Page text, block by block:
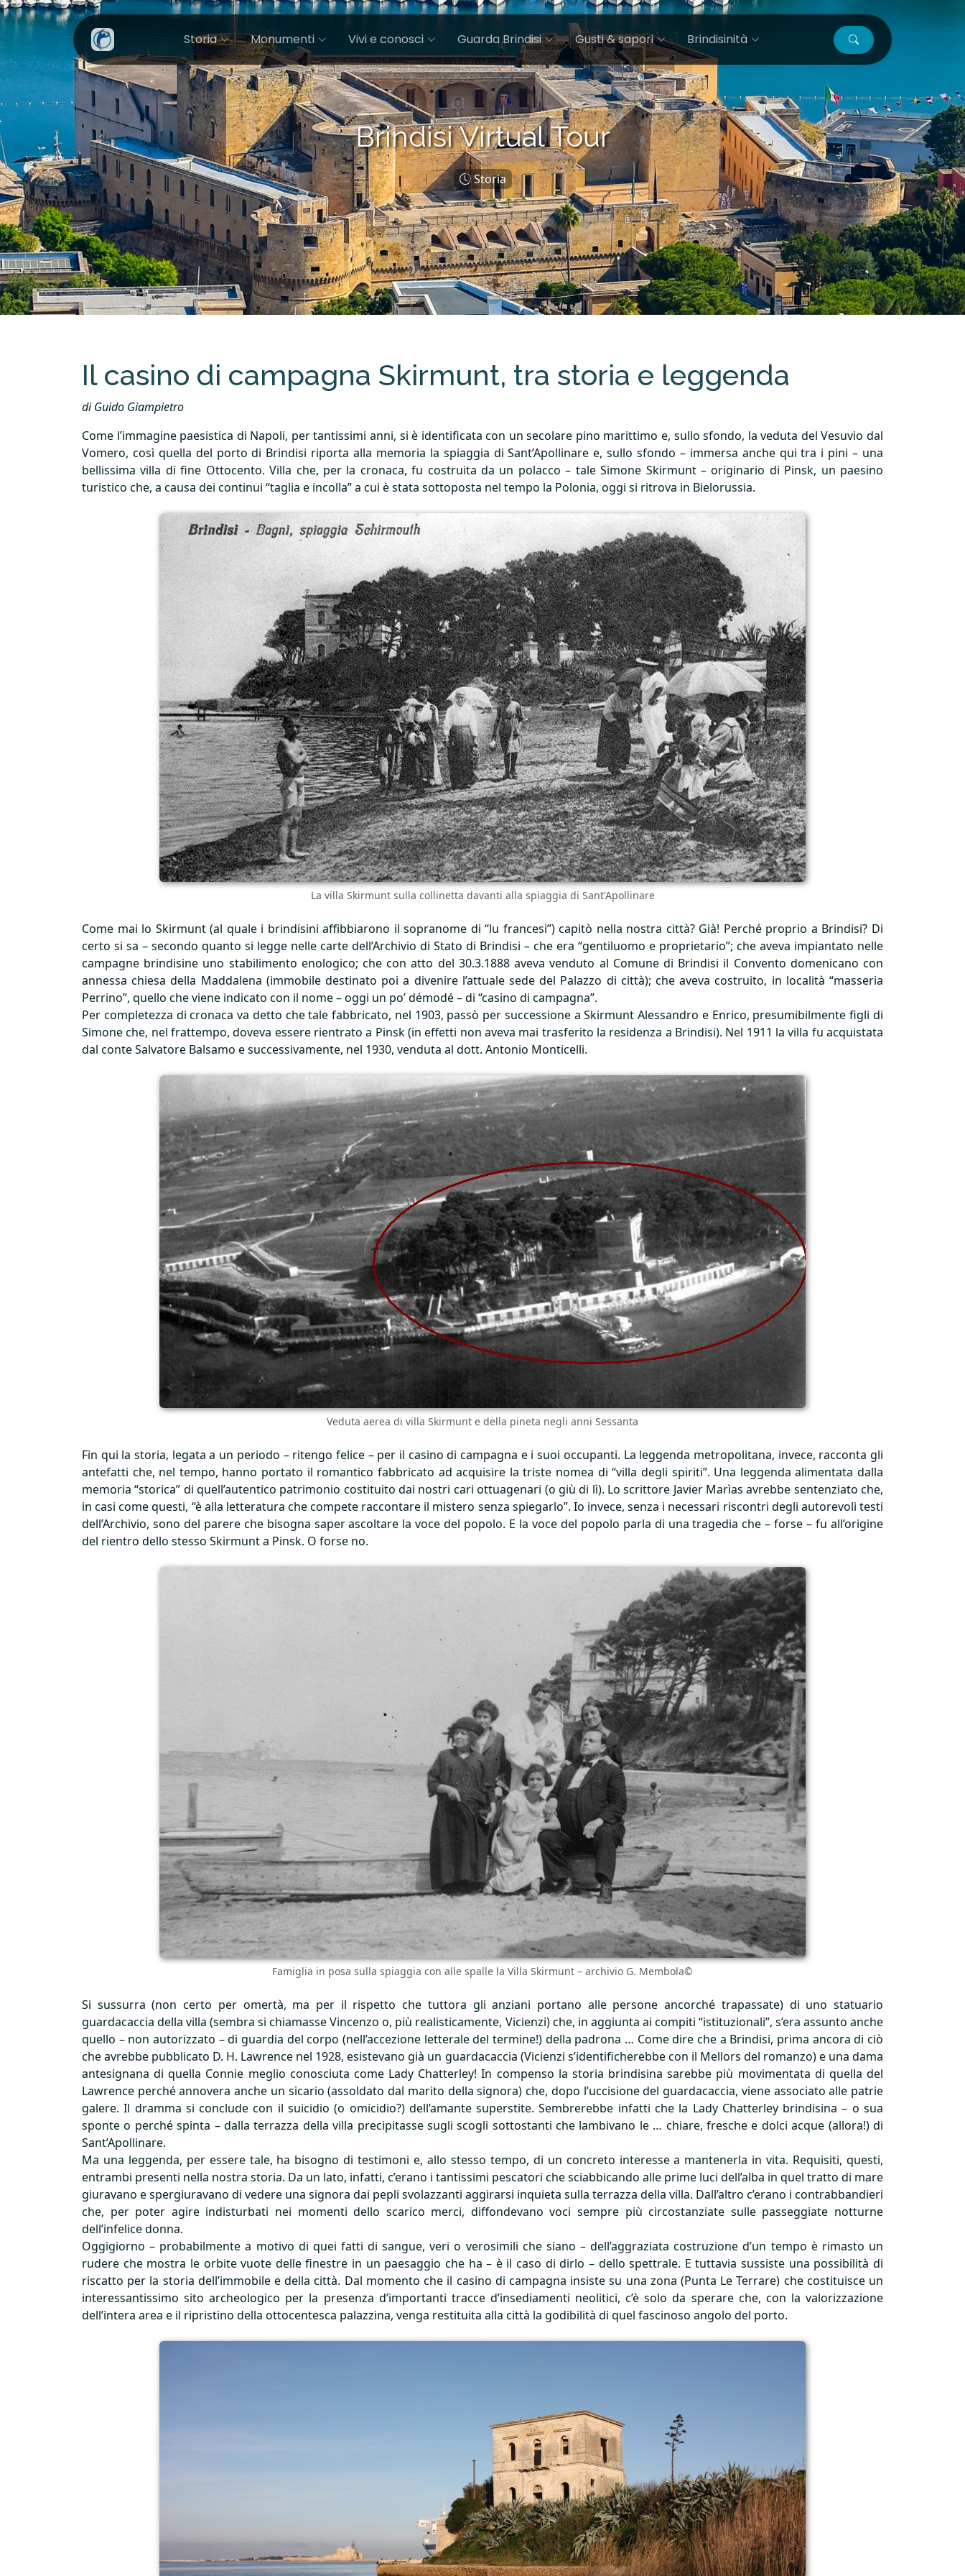
Storia Monumenti Vivi e conosci Guarda Brindisi Gusti & sapori Brindisinità
Brindisi Virtual Tour
Storia
Il casino di campagna Skirmunt, tra storia e leggenda
di Guido Giampietro
Come l’immagine paesistica di Napoli, per tantissimi anni, si è identificata con un secolare pino marittimo e, sullo sfondo, la veduta del Vesuvio dal
Vomero, così quella del porto di Brindisi riporta alla memoria la spiaggia di Sant’Apollinare e, sullo sfondo – immersa anche qui tra i pini – una
bellissima villa di fine Ottocento. Villa che, per la cronaca, fu costruita da un polacco – tale Simone Skirmunt – originario di Pinsk, un paesino
turistico che, a causa dei continui “taglia e incolla” a cui è stata sottoposta nel tempo la Polonia, oggi si ritrova in Bielorussia.
La villa Skirmunt sulla collinetta davanti alla spiaggia di Sant'Apollinare
Come mai lo Skirmunt (al quale i brindisini affibbiarono il sopranome di “lu francesi”) capitò nella nostra città? Già! Perché proprio a Brindisi? Di
certo si sa – secondo quanto si legge nelle carte dell’Archivio di Stato di Brindisi – che era “gentiluomo e proprietario”; che aveva impiantato nelle
campagne brindisine uno stabilimento enologico; che con atto del 30.3.1888 aveva venduto al Comune di Brindisi il Convento domenicano con
annessa chiesa della Maddalena (immobile destinato poi a divenire l’attuale sede del Palazzo di città); che aveva costruito, in località “masseria
Perrino”, quello che viene indicato con il nome – oggi un po’ démodé – di “casino di campagna”.
Per completezza di cronaca va detto che tale fabbricato, nel 1903, passò per successione a Skirmunt Alessandro e Enrico, presumibilmente figli di
Simone che, nel frattempo, doveva essere rientrato a Pinsk (in effetti non aveva mai trasferito la residenza a Brindisi). Nel 1911 la villa fu acquistata
dal conte Salvatore Balsamo e successivamente, nel 1930, venduta al dott. Antonio Monticelli.
Veduta aerea di villa Skirmunt e della pineta negli anni Sessanta
Fin qui la storia, legata a un periodo – ritengo felice – per il casino di campagna e i suoi occupanti. La leggenda metropolitana, invece, racconta gli
antefatti che, nel tempo, hanno portato il romantico fabbricato ad acquisire la triste nomea di “villa degli spiriti”. Una leggenda alimentata dalla
memoria “storica” di quell’autentico patrimonio costituito dai nostri cari ottuagenari (o giù di lì). Lo scrittore Javier Marìas avrebbe sentenziato che,
in casi come questi, “è alla letteratura che compete raccontare il mistero senza spiegarlo”. Io invece, senza i necessari riscontri degli autorevoli testi
dell’Archivio, sono del parere che bisogna saper ascoltare la voce del popolo. E la voce del popolo parla di una tragedia che – forse – fu all’origine
del rientro dello stesso Skirmunt a Pinsk. O forse no.
Famiglia in posa sulla spiaggia con alle spalle la Villa Skirmunt – archivio G. Membola©
Si sussurra (non certo per omertà, ma per il rispetto che tuttora gli anziani portano alle persone ancorché trapassate) di uno statuario
guardacaccia della villa (sembra si chiamasse Vincenzo o, più realisticamente, Vicienzi) che, in aggiunta ai compiti “istituzionali”, s’era assunto anche
quello – non autorizzato – di guardia del corpo (nell’accezione letterale del termine!) della padrona … Come dire che a Brindisi, prima ancora di ciò
che avrebbe pubblicato D. H. Lawrence nel 1928, esistevano già un guardacaccia (Vicienzi s’identificherebbe con il Mellors del romanzo) e una dama
antesignana di quella Connie meglio conosciuta come Lady Chatterley! In compenso la storia brindisina sarebbe più movimentata di quella del
Lawrence perché annovera anche un sicario (assoldato dal marito della signora) che, dopo l’uccisione del guardacaccia, viene associato alle patrie
galere. Il dramma si conclude con il suicidio (o omicidio?) dell’amante superstite. Sembrerebbe infatti che la Lady Chatterley brindisina – o sua
sponte o perché spinta – dalla terrazza della villa precipitasse sugli scogli sottostanti che lambivano le … chiare, fresche e dolci acque (allora!) di
Sant’Apollinare.
Ma una leggenda, per essere tale, ha bisogno di testimoni e, allo stesso tempo, di un concreto interesse a mantenerla in vita. Requisiti, questi,
entrambi presenti nella nostra storia. Da un lato, infatti, c’erano i tantissimi pescatori che sciabbicando alle prime luci dell’alba in quel tratto di mare
giuravano e spergiuravano di vedere una signora dai pepli svolazzanti aggirarsi inquieta sulla terrazza della villa. Dall’altro c’erano i contrabbandieri
che, per poter agire indisturbati nei momenti dello scarico merci, diffondevano voci sempre più circostanziate sulle passeggiate notturne
dell’infelice donna.
Oggigiorno – probabilmente a motivo di quei fatti di sangue, veri o verosimili che siano – dell’aggraziata costruzione d’un tempo è rimasto un
rudere che mostra le orbite vuote delle finestre in un paesaggio che ha – è il caso di dirlo – dello spettrale. E tuttavia sussiste una possibilità di
riscatto per la storia dell’immobile e della città. Dal momento che il casino di campagna insiste su una zona (Punta Le Terrare) che costituisce un
interessantissimo sito archeologico per la presenza d’importanti tracce d’insediamenti neolitici, c’è solo da sperare che, con la valorizzazione
dell’intera area e il ripristino della ottocentesca palazzina, venga restituita alla città la godibilità di quel fascinoso angolo del porto.